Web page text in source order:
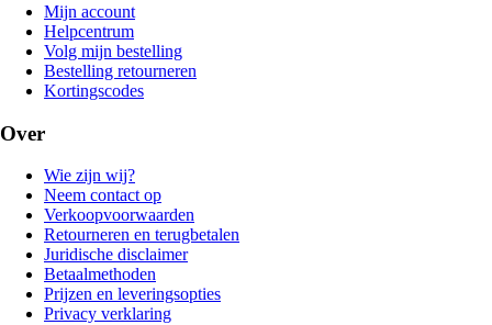
Mijn account
Helpcentrum
Volg mijn bestelling
Bestelling retourneren
Kortingscodes
Over
Wie zijn wij?
Neem contact op
Verkoopvoorwaarden
Retourneren en terugbetalen
Juridische disclaimer
Betaalmethoden
Prijzen en leveringsopties
Privacy verklaring